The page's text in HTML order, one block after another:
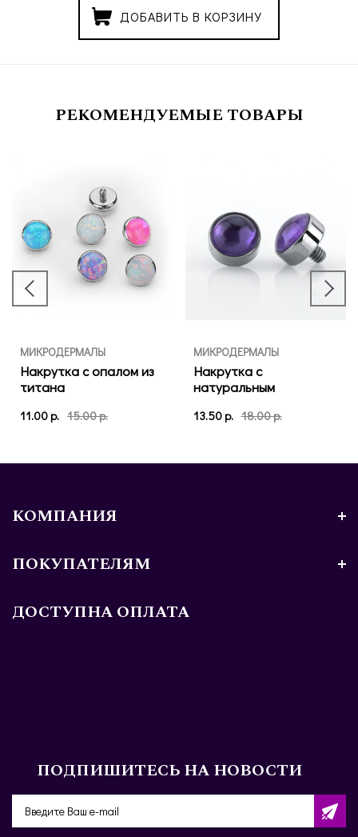
ДОБАВИТЬ В КОРЗИНУ
РЕКОМЕНДУЕМЫЕ ТОВАРЫ
МИКРОДЕРМАЛЫ
Накрутка с опалом из
титана
11.00 р. 15.00 р.
МИКРОДЕРМАЛЫ
Накрутка с
натуральным
13.50 р. 18.00 р.
КОМПАНИЯ
ПОКУПАТЕЛЯМ
ДОСТУПНА ОПЛАТА
ПОДПИШИТЕСЬ НА НОВОСТИ